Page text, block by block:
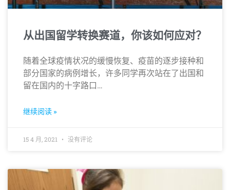
从出国留学转换赛道，你该如何应对？
随着全球疫情状况的缓慢恢复、疫苗的逐步接种和
部分国家的病例增长，许多同学再次站在了出国和
留在国内的十字路口…
继续阅读 »
15 4 月, 2021 没有评论